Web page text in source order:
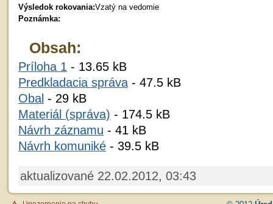
Výsledok rokovania:Vzatý na vedomie
Poznámka:
Obsah:
Príloha 1 - 13.65 kB
Predkladacia správa - 47.5 kB
Obal - 29 kB
Materiál (správa) - 174.5 kB
Návrh záznamu - 41 kB
Návrh komuniké - 39.5 kB
aktualizované 22.02.2012, 03:43